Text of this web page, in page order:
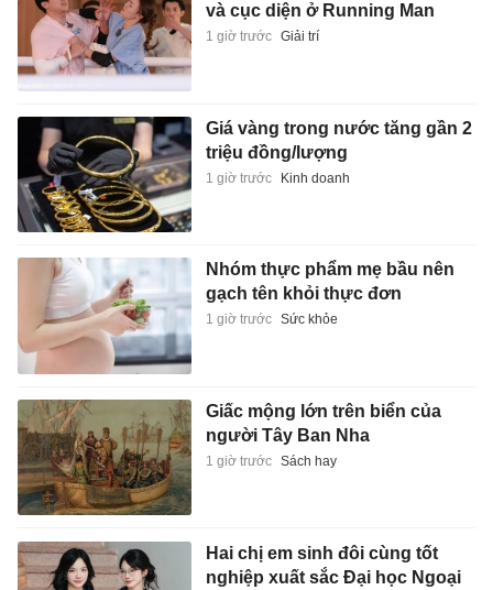
và cục diện ở Running Man
1 giờ trước Giải trí
Giá vàng trong nước tăng gần 2
triệu đồng/lượng
1 giờ trước Kinh doanh
Nhóm thực phẩm mẹ bầu nên
gạch tên khỏi thực đơn
1 giờ trước Sức khỏe
Giấc mộng lớn trên biển của
người Tây Ban Nha
1 giờ trước Sách hay
Hai chị em sinh đôi cùng tốt
nghiệp xuất sắc Đại học Ngoại